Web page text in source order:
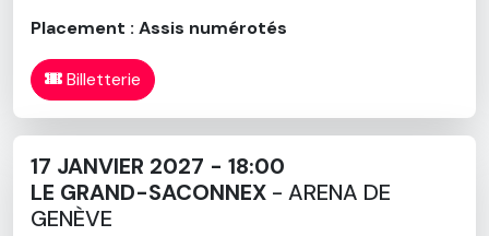
Placement : Assis numérotés
Billetterie
17 JANVIER 2027 - 18:00
LE GRAND-SACONNEX - ARENA DE
GENÈVE